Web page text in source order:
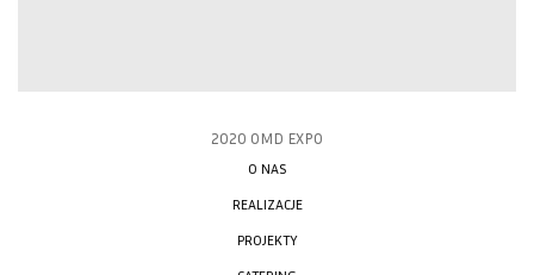
2020 OMD EXPO
O NAS
REALIZACJE
PROJEKTY